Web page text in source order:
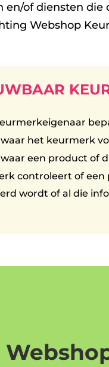
en/of diensten
Webshop
het keurmerk
een product of
controleert of een
wordt of al die